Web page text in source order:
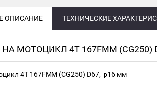
ОПИСАНИЕ ТЕХНИЧЕСКИЕ
МОТОЦИКЛ 4Т 167FMM (CG250)
4Т 167FMM (CG250) D67, р16 мм